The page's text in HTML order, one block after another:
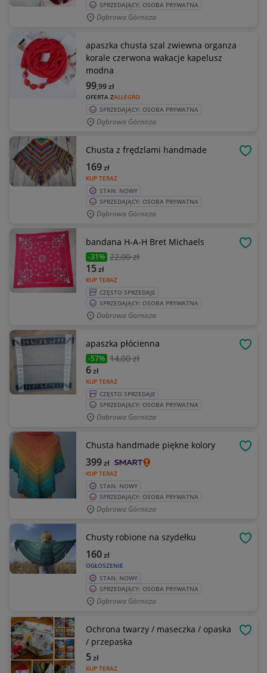
SPRZEDAJĄCY: OSOBA PRYWATNA
Dąbrowa Górnicza
apaszka chusta szal zwiewna organza
korale czerwona wakacje kapelusz
modna
OFERTA ZALLEGRO
99,99zł
SPRZEDAJĄCY: OSOBA PRYWATNA
Dąbrowa Górnicza
Chusta z frędzlami handmade
KUP TERAZ
169zł
STAN: NOWY
SPRZEDAJĄCY: OSOBA PRYWATNA
Dąbrowa Górnicza
bandana H-A-H Bret Michaels
-31% 22,00 zł
KUP TERAZ
15zł
CZĘSTO SPRZEDAJE
SPRZEDAJĄCY: OSOBA PRYWATNA
Dabrowa Gornicza
apaszka płócienna
-57% 14,00 zł
KUP TERAZ
6zł
CZĘSTO SPRZEDAJE
SPRZEDAJĄCY: OSOBA PRYWATNA
Dabrowa Gornicza
Chusta handmade piękne kolory
KUP TERAZ
399zł
STAN: NOWY
SPRZEDAJĄCY: OSOBA PRYWATNA
Dąbrowa Górnicza
Chusty robione na szydełku
OGŁOSZENIE
160zł
STAN: NOWY
SPRZEDAJĄCY: OSOBA PRYWATNA
Dąbrowa Górnicza
Ochrona twarzy / maseczka / opaska
/ przepaska
KUP TERAZ
5zł